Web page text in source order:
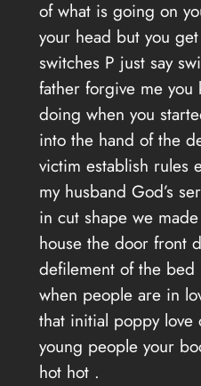
of what is going on
your head but you
switches P just say
father forgive me you
doing when you
into the hand of the
victim establish rules
my husband God’s
in cut shape we
house the door front
defilement of the bed
when people are in
that initial poppy love
young people your
hot hot .